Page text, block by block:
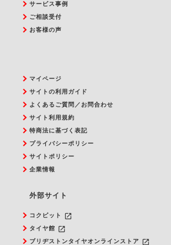
サービス事例
ご相談受付
お客様の声
マイページ
サイトの利用ガイド
よくあるご質問／お問合わせ
サイト利用規約
特商法に基づく表記
プライバシーポリシー
サイトポリシー
企業情報
外部サイト
コクピット launch
タイヤ館 launch
ブリヂストンタイヤオンラインストア launch